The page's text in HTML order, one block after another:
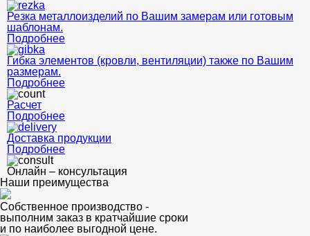
Резка металлоизделий по Вашим замерам или готовым
шаблонам.
Подробнее
Гибка элементов (кровли, вентиляции) также по Вашим
размерам.
Подробнее
Расчет
Подробнее
Доставка продукции
Подробнее
Онлайн – консультация
Наши преимущества
Собственное производство -
выполним заказ в кратчайшие сроки
и по наиболее выгодной цене.